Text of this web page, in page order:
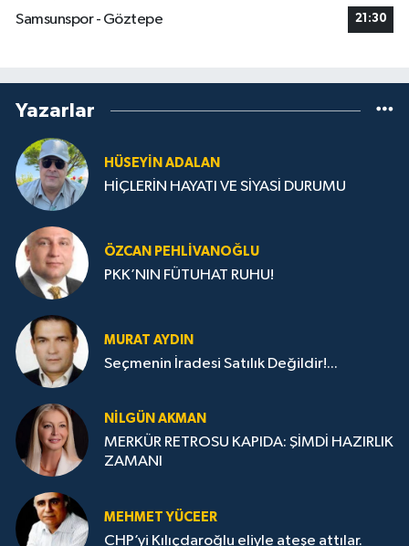
Samsunspor - Göztepe
21:30
Yazarlar
HÜSEYIN ADALAN
HİÇLERİN HAYATI VE SİYASİ DURUMU
ÖZCAN PEHLIVANOĞLU
PKK’NIN FÜTUHAT RUHU!
MURAT AYDIN
Seçmenin İradesi Satılık Değildir!...
NILGÜN AKMAN
MERKÜR RETROSU KAPIDA: ŞİMDİ HAZIRLIK
ZAMANI
MEHMET YÜCEER
CHP’yi Kılıçdaroğlu eliyle ateşe attılar.